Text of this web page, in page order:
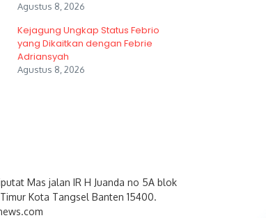
Agustus 8, 2026
Kejagung Ungkap Status Febrio
yang Dikaitkan dengan Febrie
Adriansyah
Agustus 8, 2026
Mas jalan IR H Juanda no 5A blok
Kota Tangsel Banten 15400.